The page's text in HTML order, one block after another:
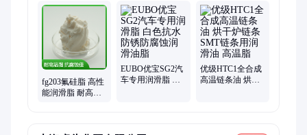
电子胶粘剂、阻尼润滑脂、齿轮润滑脂、干性皮膜油、低温润滑
脂、开关触点脂、纳米防水剂
fg203氟硅脂 高性
能润滑脂 耐高温
EUBO优宝SG2汽
车专用润滑脂 白
优级HTC1全合成
高温链条油 烘干